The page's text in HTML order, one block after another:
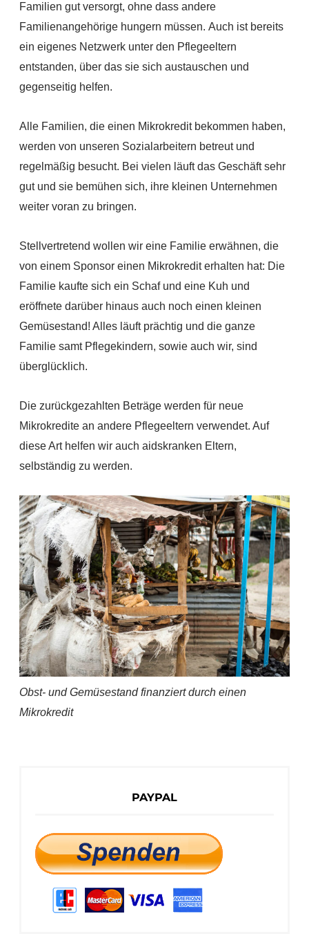
Familien gut versorgt, ohne dass andere
Familienangehörige hungern müssen. Auch ist bereits
ein eigenes Netzwerk unter den Pflegeeltern
entstanden, über das sie sich austauschen und
gegenseitig helfen.
Alle Familien, die einen Mikrokredit bekommen haben,
werden von unseren Sozialarbeitern betreut und
regelmäßig besucht. Bei vielen läuft das Geschäft sehr
gut und sie bemühen sich, ihre kleinen Unternehmen
weiter voran zu bringen.
Stellvertretend wollen wir eine Familie erwähnen, die
von einem Sponsor einen Mikrokredit erhalten hat: Die
Familie kaufte sich ein Schaf und eine Kuh und
eröffnete darüber hinaus auch noch einen kleinen
Gemüsestand! Alles läuft prächtig und die ganze
Familie samt Pflegekindern, sowie auch wir, sind
überglücklich.
Die zurückgezahlten Beträge werden für neue
Mikrokredite an andere Pflegeeltern verwendet. Auf
diese Art helfen wir auch aidskranken Eltern,
selbständig zu werden.
Obst- und Gemüsestand finanziert durch einen
Mikrokredit
PAYPAL